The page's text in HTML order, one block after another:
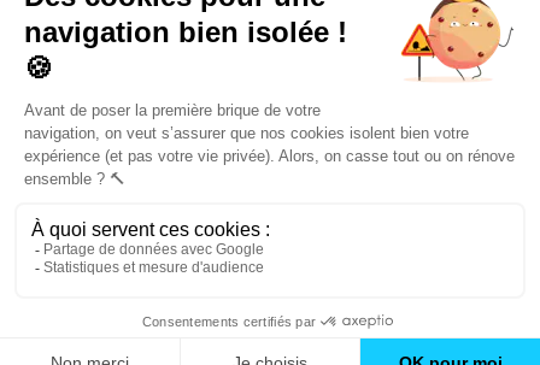
conseils et inspirations
Trouver une agence